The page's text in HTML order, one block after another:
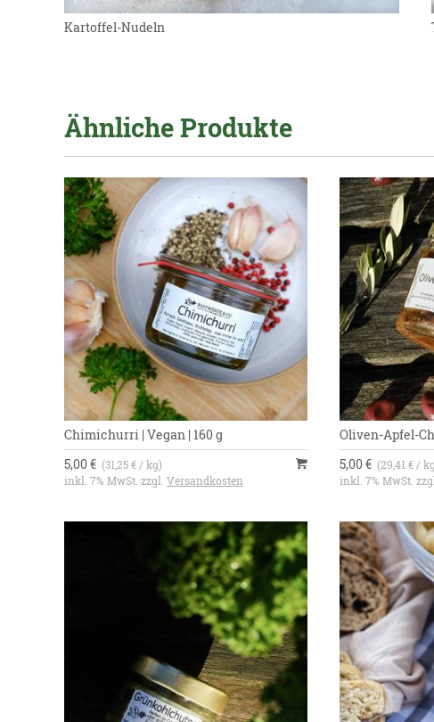
Kartoffel-Nudeln
Ähnliche Produkte
Chimichurri | Vegan | 160 g
5,00 € (31,25 € / kg)
inkl. 7% MwSt. zzgl. Versandkosten
Oliven-Apfel-
5,00 € (29,41 € /
inkl. 7% MwSt.